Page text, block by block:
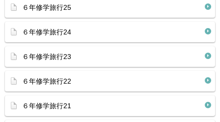
６年修学旅行25
６年修学旅行24
６年修学旅行23
６年修学旅行22
６年修学旅行21